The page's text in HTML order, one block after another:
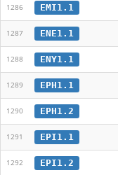
1286 EMI1.1
1287 ENE1.1
1288 ENY1.1
1289 EPH1.1
1290 EPH1.2
1291 EPI1.1
1292 EPI1.2